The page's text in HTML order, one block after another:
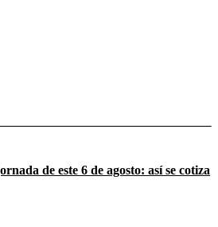
de este 6 de agosto: así se cotiza